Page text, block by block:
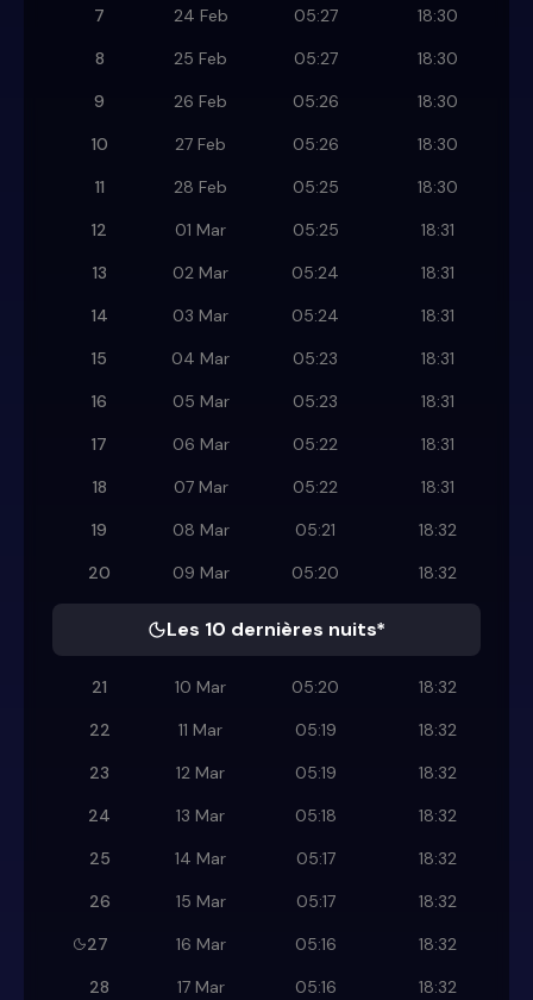
7
24 Feb 05:27
18:30
8
25 Feb 05:27
18:30
9
26 Feb 05:26
18:30
10
27 Feb 05:26
18:30
11
28 Feb 05:25
18:30
12
01 Mar 05:25
18:31
13
02 Mar 05:24
18:31
14
03 Mar 05:24
18:31
15
04 Mar 05:23
18:31
16
05 Mar 05:23
18:31
17
06 Mar 05:22
18:31
18
07 Mar 05:22
18:31
19
08 Mar 05:21
18:32
20
09 Mar 05:20 18:32
Les 10 dernières nuits*
21 10 Mar 05:20
18:32
22
11 Mar 05:19
18:32
23
12 Mar 05:19
18:32
24
13 Mar 05:18
18:32
25
14 Mar 05:17
18:32
26
15 Mar 05:17
18:32
27
16 Mar 05:16
18:32
28
17 Mar 05:16
18:32